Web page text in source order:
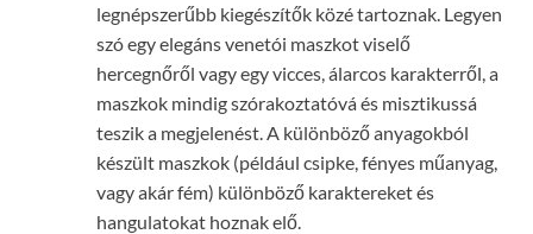
legnépszerűbb kiegészítők közé tartoznak. Legyen
szó egy elegáns venetói maszkot viselő
hercegnőről vagy egy vicces, álarcos karakterről, a
maszkok mindig szórakoztatóvá és misztikussá
teszik a megjelenést. A különböző anyagokból
készült maszkok (például csipke, fényes műanyag,
vagy akár fém) különböző karaktereket és
hangulatokat hoznak elő.